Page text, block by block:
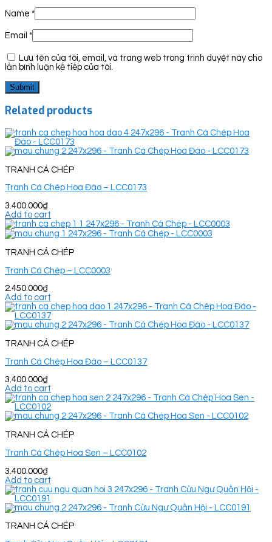
Name *
Email *
Lưu tên của tôi, email, và trang web trong trình duyệt này cho
lần bình luận kế tiếp của tôi.
Related products
TRANH CÁ CHÉP
Tranh Cá Chép Hoa Đào – LCC0173
3.400.000₫
Add to cart
TRANH CÁ CHÉP
Tranh Cá Chép – LCC0003
2.450.000₫
Add to cart
TRANH CÁ CHÉP
Tranh Cá Chép Hoa Đào – LCC0137
3.400.000₫
Add to cart
TRANH CÁ CHÉP
Tranh Cá Chép Hoa Sen – LCC0102
3.400.000₫
Add to cart
TRANH CÁ CHÉP